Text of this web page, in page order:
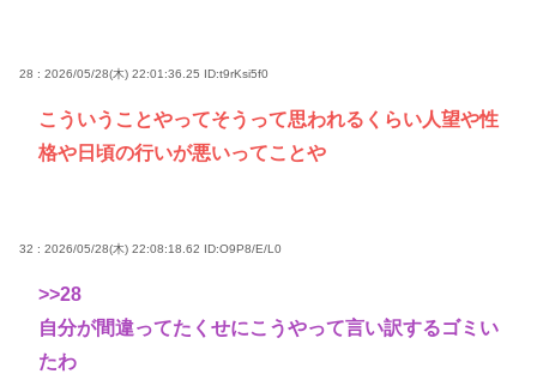
28 : 2026/05/28(木) 22:01:36.25 ID:t9rKsi5f0
こういうことやってそうって思われるくらい人望や性
格や日頃の行いが悪いってことや
32 : 2026/05/28(木) 22:08:18.62 ID:O9P8/E/L0
>>28
自分が間違ってたくせにこうやって言い訳するゴミい
たわ